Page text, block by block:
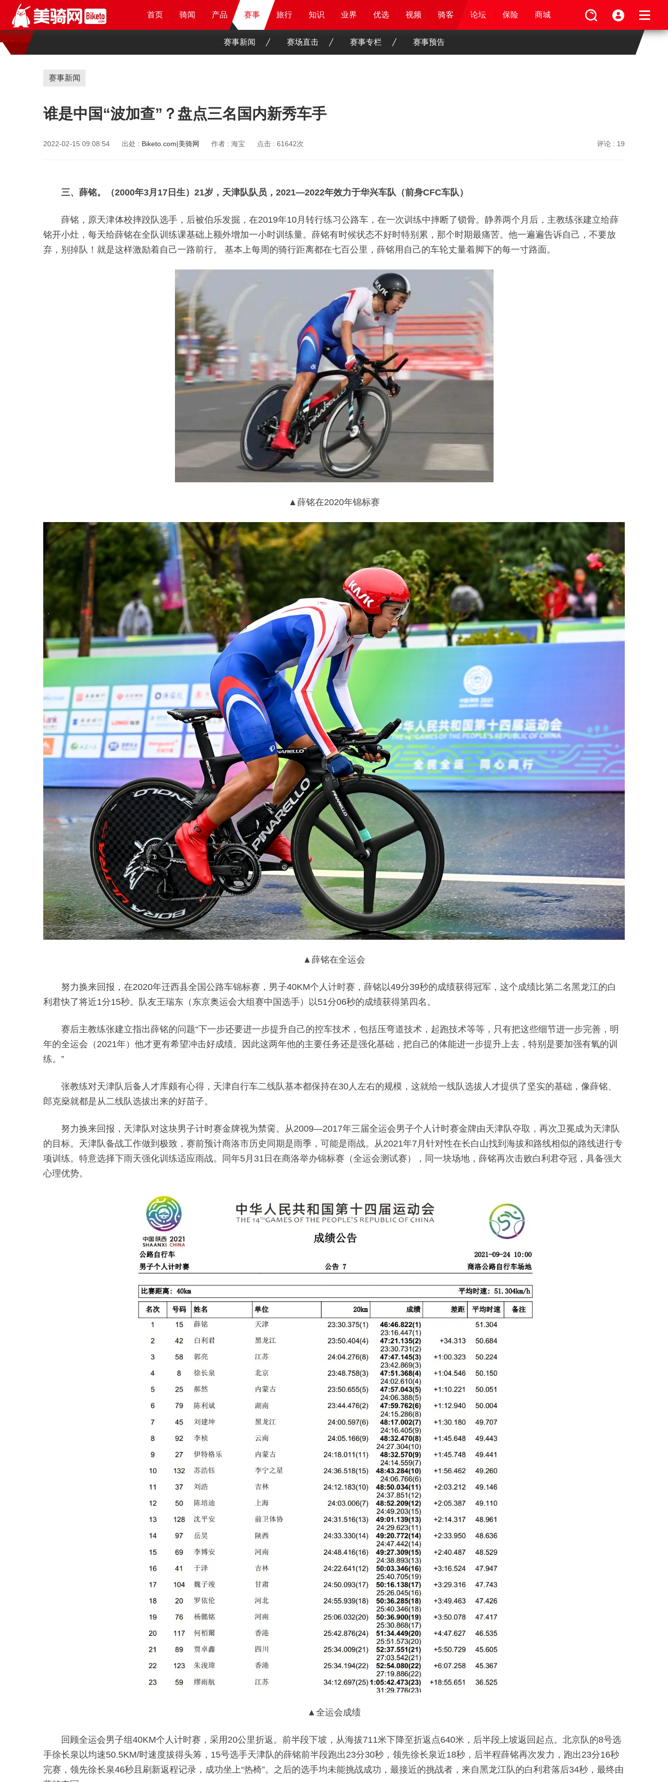
首页 骑闻 旅行 知识 业界 优选 骑客 论坛 保险 商城
首页 骑闻 产品 赛事 旅行 知识 业界 优选 骑客 视频 论坛 保险 商城
首页 骑闻 产品 赛事 旅行 知识 业界 优选 视频 骑客 论坛 保险 商城
首页 骑闻 产品 赛事 旅行 知识 业界 优选 视频 骑客 论坛 保险 商城
赛事新闻 赛场直击 赛事专栏 赛事预告
赛事新闻
谁是中国“波加查”？盘点三名国内新秀车手
2022-02-15 09:08:54 出处 : Biketo.com|美骑网 作者 : 海宝 点击 : 61642次 评论 : 19
三、薛铭。（2000年3月17日生）21岁，天津队队员，2021—2022年效力于华兴车队（前身CFC车队）
薛铭，原天津体校摔跤队选手，后被伯乐发掘，在2019年10月转行练习公路车，在一次训练中摔断了锁骨。静养两个月后，主教练张建立给薛
铭开小灶，每天给薛铭在全队训练课基础上额外增加一小时训练量。薛铭有时候状态不好时特别累，那个时期最痛苦。他一遍遍告诉自己，不要放
弃，别掉队！就是这样激励着自己一路前行。 基本上每周的骑行距离都在七百公里，薛铭用自己的车轮丈量着脚下的每一寸路面。
▲薛铭在2020年锦标赛
▲薛铭在全运会
努力换来回报，在2020年迁西县全国公路车锦标赛，男子40KM个人计时赛，薛铭以49分39秒的成绩获得冠军，这个成绩比第二名黑龙江的白
利君快了将近1分15秒。队友王瑞东（东京奥运会大组赛中国选手）以51分06秒的成绩获得第四名。
赛后主教练张建立指出薛铭的问题“下一步还要进一步提升自己的控车技术，包括压弯道技术，起跑技术等等，只有把这些细节进一步完善，明
年的全运会（2021年）他才更有希望冲击好成绩。因此这两年他的主要任务还是强化基础，把自己的体能进一步提升上去，特别是要加强有氧的训
练。”
张教练对天津队后备人才库颇有心得，天津自行车二线队基本都保持在30人左右的规模，这就给一线队选拔人才提供了坚实的基础，像薛铭、
郎克燊就都是从二线队选拔出来的好苗子。
努力换来回报，天津队对这块男子计时赛金牌视为禁脔。从2009—2017年三届全运会男子个人计时赛金牌由天津队夺取，再次卫冕成为天津队
的目标。天津队备战工作做到极致，赛前预计商洛市历史同期是雨季，可能是雨战。从2021年7月针对性在长白山找到海拔和路线相似的路线进行专
项训练。特意选择下雨天强化训练适应雨战。同年5月31日在商洛举办锦标赛（全运会测试赛），同一块场地，薛铭再次击败白利君夺冠，具备强大
心理优势。
▲全运会成绩
回顾全运会男子组40KM个人计时赛，采用20公里折返。前半段下坡，从海拔711米下降至折返点640米，后半段上坡返回起点。北京队的8号选
手徐长泉以均速50.5KM/时速度拔得头筹，15号选手天津队的薛铭前半段跑出23分30秒，领先徐长泉近18秒，后半程薛铭再次发力，跑出23分16秒
完赛，领先徐长泉46秒且刷新返程记录，成功坐上“热椅”。之后的选手均未能挑战成功，最接近的挑战者，来自黑龙江队的白利君落后34秒，最终由